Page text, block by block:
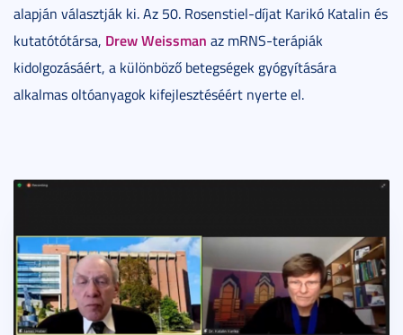
alapján választják ki. Az 50. Rosenstiel-díjat Karikó Katalin és
kutatótótársa, Drew Weissman az mRNS-terápiák
kidolgozásáért, a különböző betegségek gyógyítására
alkalmas oltóanyagok kifejlesztéséért nyerte el.